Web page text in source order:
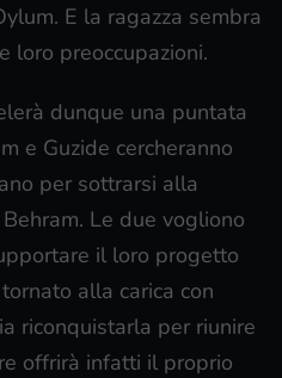
E la ragazza sembra
loro preoccupazioni.
dunque una puntata
e Guzide cercheranno
per sottrarsi alla
Le due vogliono
il loro progetto
alla carica con
riconquistarla per riunire
offrirà infatti il proprio